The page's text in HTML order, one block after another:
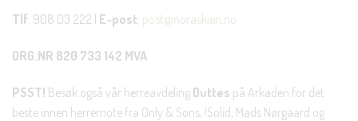
Tlf: 908 03 222 | E-post: post@noraskien.no
ORG.NR 820 733 142 MVA
PSST! Besøk også vår herreavdeling Duttes på Arkaden for det
beste innen herremote fra Only & Sons, !Solid, Mads Nørgaard og